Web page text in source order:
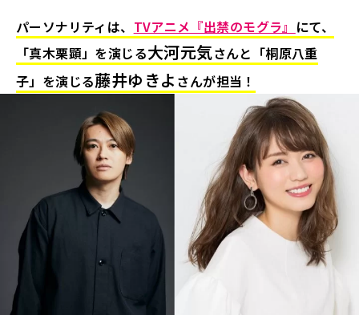
パーソナリティは、 TVアニメ『出禁のモグラ』 にて、
「真木栗顕」を演じる大河元気さんと「桐原八重
子」を演じる藤井ゆきよ さんが担当！